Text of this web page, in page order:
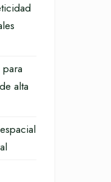
alta